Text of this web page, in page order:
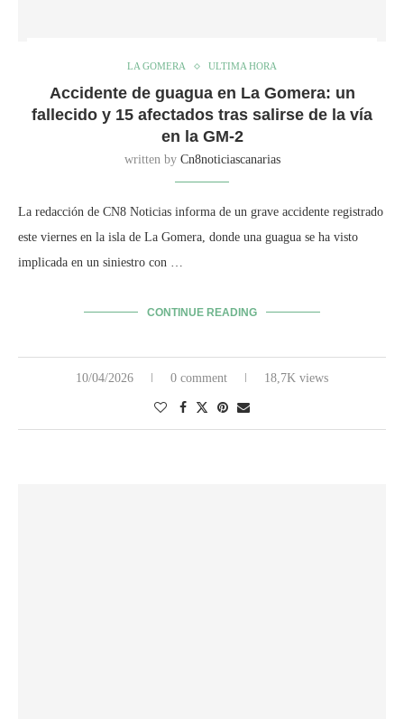
LA GOMERA ULTIMA HORA
Accidente de guagua en La Gomera: un
fallecido y 15 afectados tras salirse de la vía
en la GM-2
written by Cn8noticiascanarias
La redacción de CN8 Noticias informa de un grave accidente registrado
este viernes en la isla de La Gomera, donde una guagua se ha visto
implicada en un siniestro con …
CONTINUE READING
10/04/2026 0 comment 18,7K views